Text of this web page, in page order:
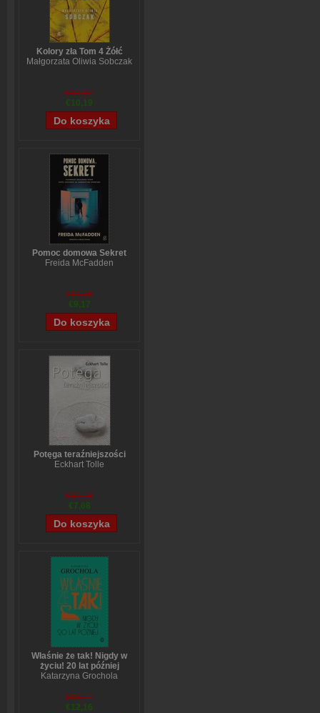
Kolory zła Tom 4 Żółć
Małgorzata Oliwia Sobczak
€12,67
€10,19
Pomoc domowa Sekret
Freida McFadden
€12,15
€9,17
Potęga teraźniejszości
Eckhart Tolle
€10,16
€7,68
Właśnie że tak! Nigdy w
życiu! 20 lat później
Katarzyna Grochola
€15,14
€12,16